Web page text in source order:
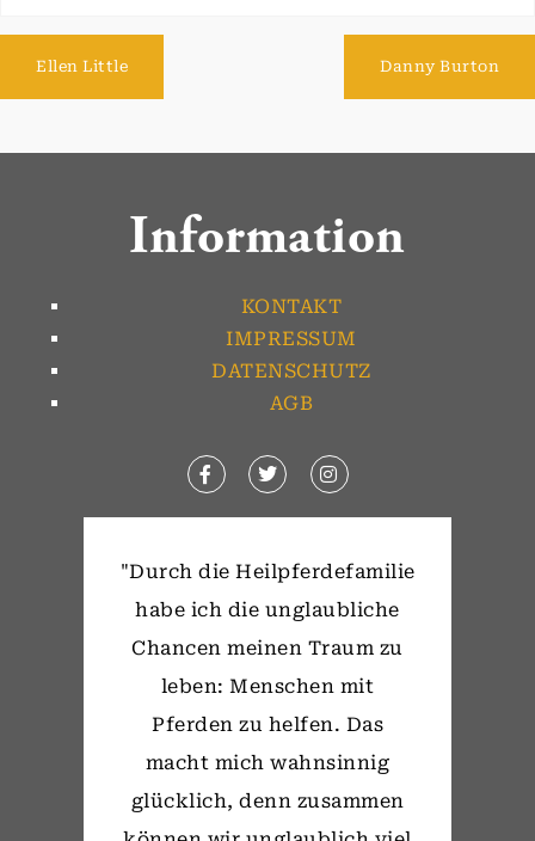
Ellen Little Danny Burton
Information
KONTAKT
IMPRESSUM
DATENSCHUTZ
AGB
"Durch die Heilpferdefamilie
habe ich die unglaubliche
Chancen meinen Traum zu
leben: Menschen mit
Pferden zu helfen. Das
macht mich wahnsinnig
glücklich, denn zusammen